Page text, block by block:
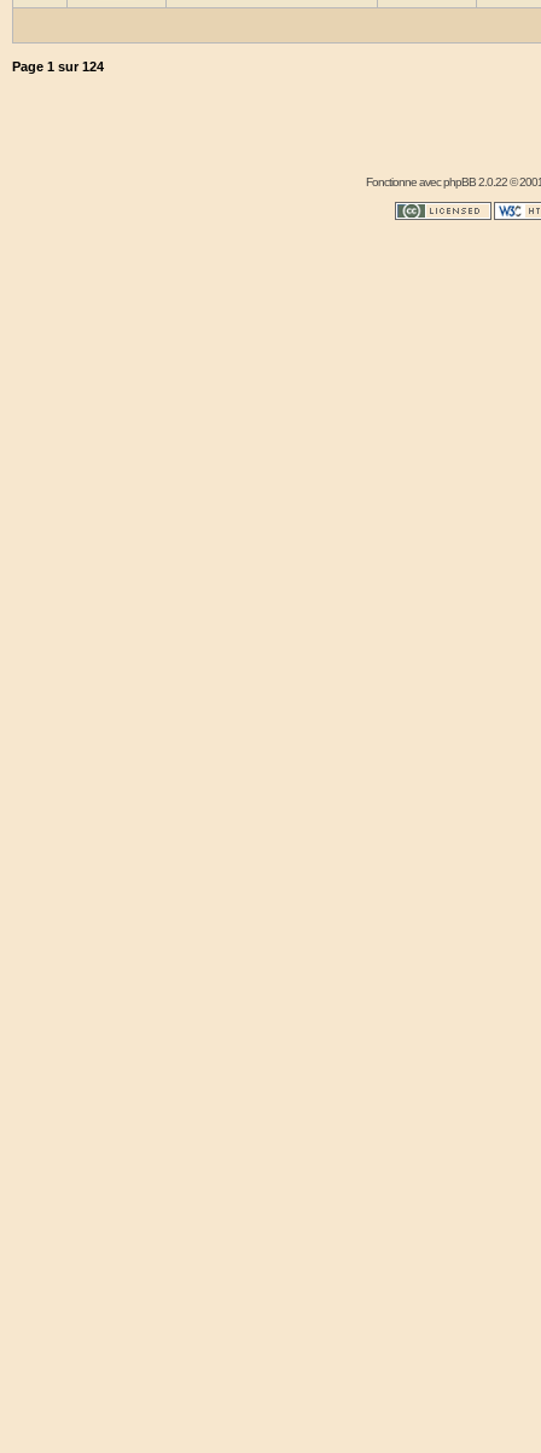
Page 1 sur124
Fonctionne avecphpBB2.0.22 ©